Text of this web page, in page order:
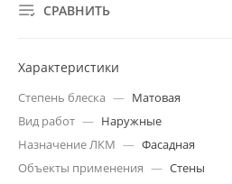
СРАВНИТЬ
Характеристики
Степень блеска — Матовая
Вид работ — Наружные
Назначение ЛКМ — Фасадная
Объекты применения — Стены